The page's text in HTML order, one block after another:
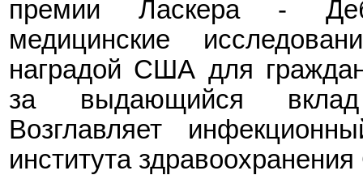
премии Ласкера -
медицинские
наградой США для
за выдающийся
Возглавляет
института